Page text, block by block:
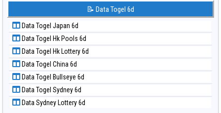
📝 Pola Dasar Taiwan
Data Togel Kuda Lari
Data Togel Magnum Cambodia
Data Togel Nagoya
Data Togel North Carolina Day
Data Togel Pcso
Data Togel Sao Paulo
Data Togel Singapore
Data Togel Sydney
📝 Data Togel 6d
Data Togel Japan 6d
Data Togel Hk Pools 6d
Data Togel Hk Lottery 6d
Data Togel China 6d
Data Togel Bullseye 6d
Data Togel Sydney 6d
Data Sydney Lottery 6d